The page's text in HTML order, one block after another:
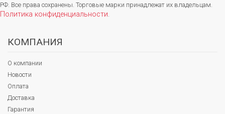
РФ. Все права сохранены. Торговые марки принадлежат их владельцам.
Политика конфиденциальности.
КОМПАНИЯ
О компании
Новости
Оплата
Доставка
Гарантия